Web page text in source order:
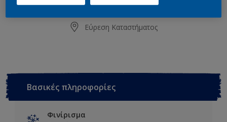
Εύρεση Καταστήματος
Βασικές πληροφορίες
Φινίρισμα